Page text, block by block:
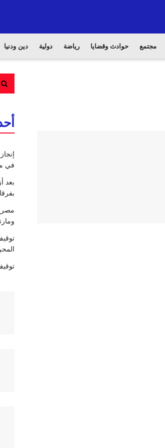
مجتمع حوادث وقضايا رياضة دولية دين ودنيا
في
بعد